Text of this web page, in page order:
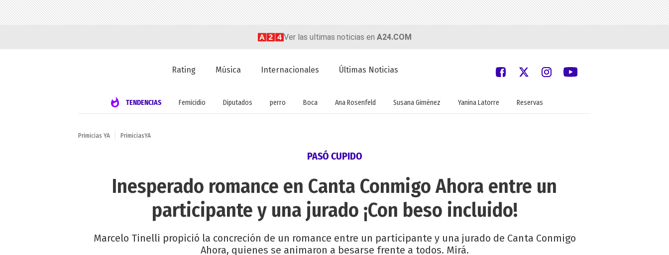
Ver las ultimas noticias en A24.COM
Rating Música Internacionales Últimas Noticias
TENDENCIAS Femicidio Diputados perro Boca Ana Rosenfeld Susana Giménez Yanina Latorre Reservas
Primicias YA PrimiciasYA
PASÓ CUPIDO
Inesperado romance en Canta Conmigo Ahora entre un
participante y una jurado ¡Con beso incluido!
Marcelo Tinelli propició la concreción de un romance entre un participante y una jurado de Canta Conmigo
Ahora, quienes se animaron a besarse frente a todos. Mirá.